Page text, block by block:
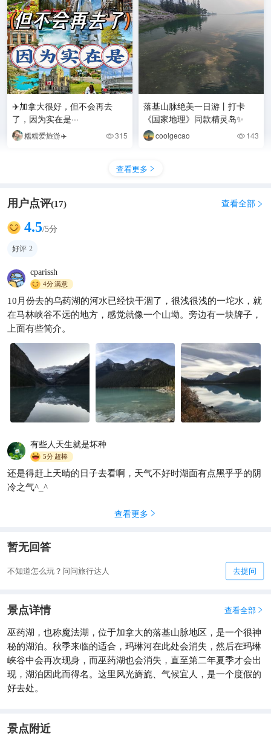
✈️加拿大很好，但不会再去
了，因为实在是···
糯糯爱旅游✈️ 315
震撼！🇨🇦落基山脉深处的玛
琳峡谷｜自然奇观打卡
落基山脉绝美一日游丨打卡
《国家地理》同款精灵岛✨
coolgecao  143
查看更多 
用户点评(17) 查看全部 
4.5/5分
好评 2
cparissh
4分满意
10月份去的乌药湖的河水已经快干涸了，很浅很浅的一坨水，就
在马林峡谷不远的地方，感觉就像一个山坳。旁边有一块牌子，
上面有些简介。
有些人天生就是坏种
5分超棒
还是得赶上天晴的日子去看啊，天气不好时湖面有点黑乎乎的阴
冷之气^_^
查看更多 
暂无回答
不知道怎么玩？问问旅行达人 去提问
景点详情 查看全部 
巫药湖，也称魔法湖，位于加拿大的落基山脉地区，是一个很神
秘的湖泊。秋季来临的适合，玛琳河在此处会消失，然后在玛琳
峡谷中会再次现身，而巫药湖也会消失，直至第二年夏季才会出
现，湖泊因此而得名。这里风光旖旎、气候宜人，是一个度假的
好去处。
景点附近